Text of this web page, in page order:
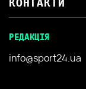
РЕДАКЦІЯ
info@sport24.ua